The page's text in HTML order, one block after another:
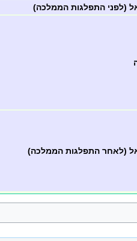
(לפני התפלגות הממלכה)
(לאחר התפלגות הממלכה)